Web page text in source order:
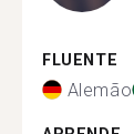
FLUENTE
Alemão